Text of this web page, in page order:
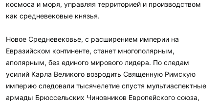
космоса и моря, управляя территорией и производством
как средневековые князья.
Новое Средневековье, с расширением империи на
Евразийском континенте, станет многополярным,
аполярным, без единого мирового лидера. По следам
усилий Карла Великого возродить Священную Римскую
империю следовали тысячелетие спустя мультиаспектные
армады Брюссельских Чиновников Европейского союза,